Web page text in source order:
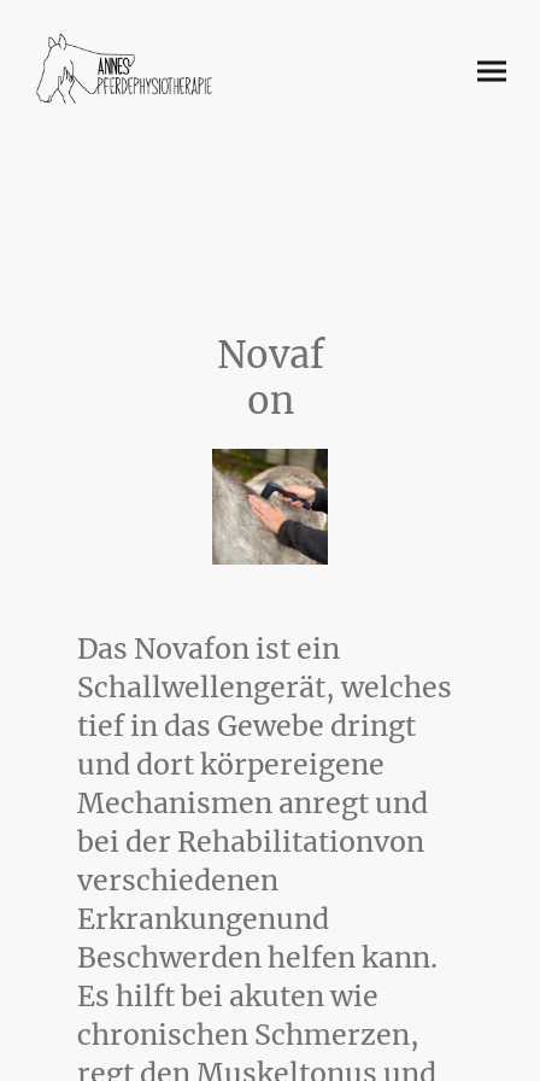
Novaf
on
Das Novafon ist ein
Schallwellengerät, welches
tief in das Gewebe dringt
und dort körpereigene
Mechanismen anregt und
bei der Rehabilitationvon
verschiedenen
Erkrankungenund
Beschwerden helfen kann.
Es hilft bei akuten wie
chronischen Schmerzen,
regt den Muskeltonus und